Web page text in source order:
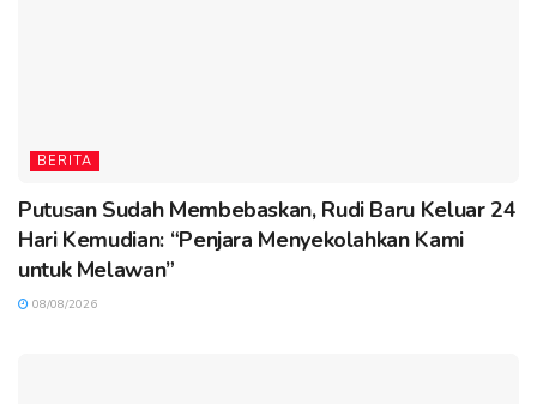
BERITA
Putusan Sudah Membebaskan, Rudi Baru Keluar 24
Hari Kemudian: “Penjara Menyekolahkan Kami
untuk Melawan”
08/08/2026